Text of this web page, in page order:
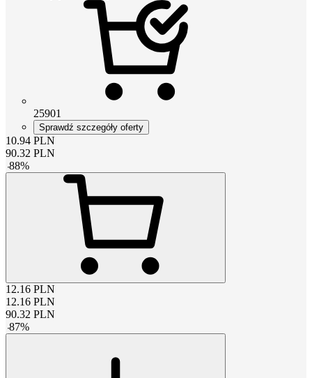
25901
Sprawdź szczegóły oferty
10.94 PLN
90.32 PLN
-88%
12.16 PLN
12.16 PLN
90.32 PLN
-87%